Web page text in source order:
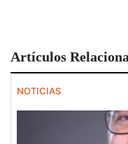
Artículos
NOTICIAS